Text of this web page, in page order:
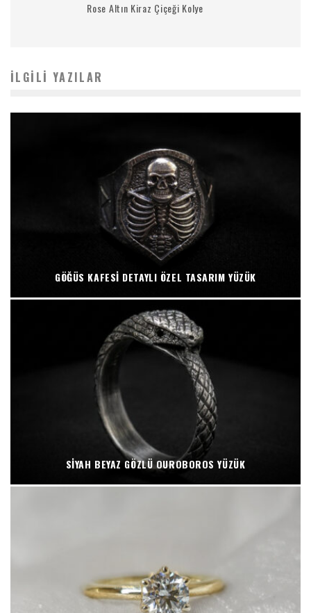
Rose Altın Kiraz Çiçeği Kolye
İLGILI YAZILAR
GÖĞÜS KAFESI DETAYLI ÖZEL TASARIM YÜZÜK
SIYAH BEYAZ GÖZLÜ OUROBOROS YÜZÜK